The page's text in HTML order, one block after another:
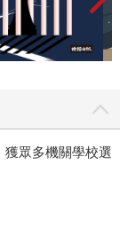
婦女投票的婦
富有的群體，
人，最終完成
反抗運動的英
會伸出援手，
被提出要
幾乎所有人都
採取行動。只
責任。心理學
，多數人則在
獲眾多機關學校選